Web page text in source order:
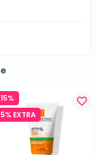
EXTRA
favorite_border